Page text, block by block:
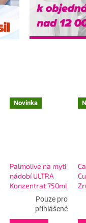
Novinka
Palmolive na mytí
nádobí ULTRA
Konzentrat 750ml
Pouze pro
přihlášené